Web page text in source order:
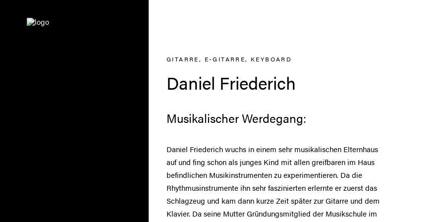
GITARRE, E-GITARRE, KEYBOARD
Daniel Friederich
Musikalischer Werdegang:
Daniel Friederich wuchs in einem sehr musikalischen Elternhaus
auf und fing schon als junges Kind mit allen greifbaren im Haus
befindlichen Musikinstrumenten zu experimentieren. Da die
Rhythmusinstrumente ihn sehr faszinierten erlernte er zuerst das
Schlagzeug und kam dann kurze Zeit später zur Gitarre und dem
Klavier. Da seine Mutter Gründungsmitglied der Musikschule im